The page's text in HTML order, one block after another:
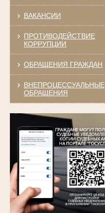
ВАКАНСИИ
ПРОТИВОДЕЙСТВИЕ
КОРРУПЦИИ
ОБРАЩЕНИЯ ГРАЖДАН
ВНЕПРОЦЕССУАЛЬНЫЕ
ОБРАЩЕНИЯ